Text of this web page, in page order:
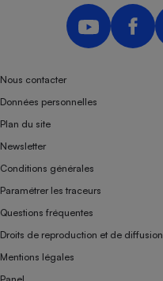
Nous contacter
Données personnelles
Plan du site
Newsletter
Conditions générales
Paramétrer les traceurs
Questions fréquentes
Droits de reproduction et de diffusion
Mentions légales